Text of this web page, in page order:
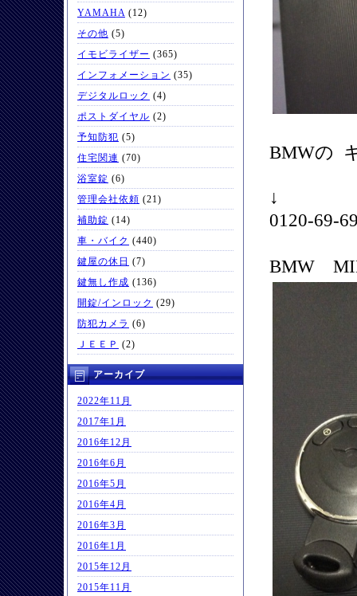
YAMAHA (12)
その他 (5)
イモビライザー (365)
インフォメーション (35)
デジタルロック (4)
ポストダイヤル (2)
予知防犯 (5)
住宅関連 (70)
浴室錠 (6)
管理会社依頼 (21)
補助錠 (14)
車・バイク (440)
鍵屋の休日 (7)
鍵無し作成 (136)
開錠/インロック (29)
防犯カメラ (6)
ＪＥＥＰ (2)
アーカイブ
2022年11月
2017年1月
2016年12月
2016年6月
2016年5月
2016年4月
2016年3月
2016年1月
2015年12月
2015年11月
BMWの
↓
0120-69-
BMW